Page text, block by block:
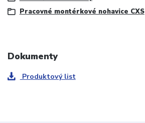
Pracovné montérkové nohavice CXS
Dokumenty
Produktový list